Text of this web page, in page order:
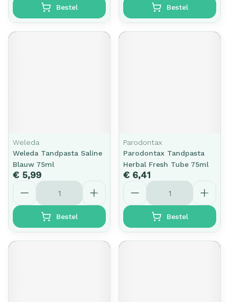
Bestel Bestel
Weleda
Weleda Tandpasta Saline
Blauw 75ml
€ 5,99
Aantal
Bestel
Parodontax
Parodontax Tandpasta
Herbal Fresh Tube 75ml
€ 6,41
Aantal
Bestel